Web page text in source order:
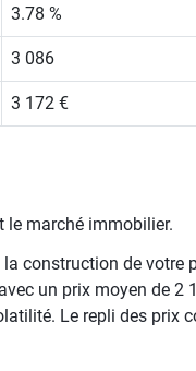
3.78 %
3 086
3 172 €
le marché immobilier.
construction de votre
un prix moyen de 2
Le repli des prix